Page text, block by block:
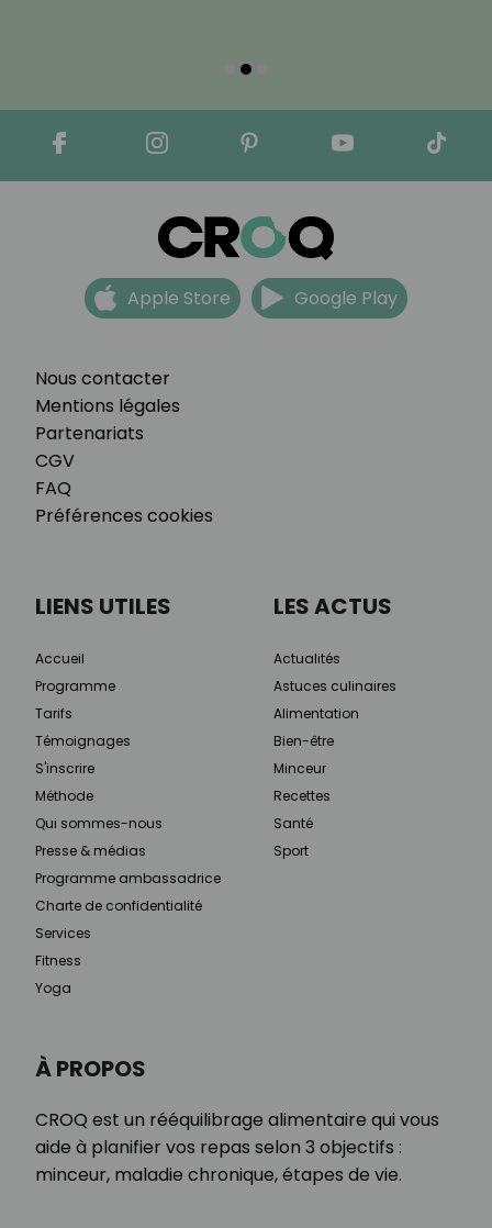
Nous contacter
Mentions légales
Partenariats
CGV
FAQ
Préférences cookies
Apple Store Google Play
À PROPOS
CROQ est un rééquilibrage alimentaire qui vous
aide à planifier vos repas selon 3 objectifs :
minceur, maladie chronique, étapes de vie.
LIENS UTILES
Accueil
Programme
Tarifs
Témoignages
S'inscrire
Méthode
Qui sommes-nous
Presse & médias
Programme ambassadrice
Charte de confidentialité
Services
Fitness
Yoga
LES ACTUS
Actualités
Astuces culinaires
Alimentation
Bien-être
Minceur
Recettes
Santé
Sport